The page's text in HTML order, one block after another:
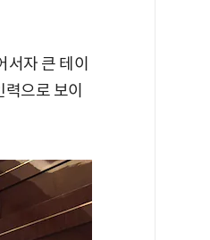
자 큰 테이
으로 보이